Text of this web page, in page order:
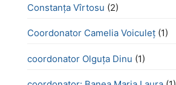
Constanța Vîrtosu (2)
Coordonator Camelia Voiculeț (1)
coordonator Olguța Dinu (1)